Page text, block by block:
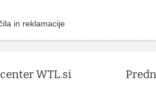
in reklamacije
WTL.si